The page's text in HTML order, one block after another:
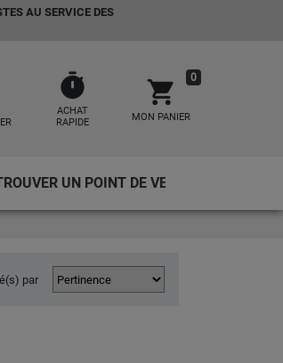
AU SERVICE DES
timer
ACHAT
RAPIDE
shopping_cart
MON PANIER
0
UN POINT DE VENTE
par